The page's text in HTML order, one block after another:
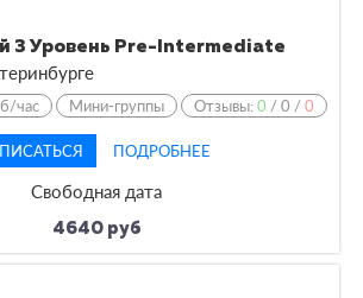
3 Уровень Pre-Intermediate
час Мини-группы Отзывы:0 /0 /0
ПОДРОБНЕЕ
Свободная дата
4640 руб